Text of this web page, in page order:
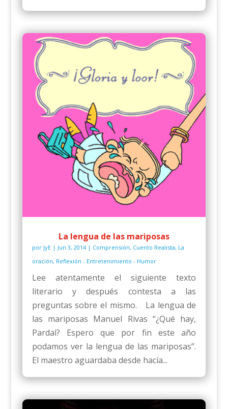
La lengua de las mariposas
por JyE| Jun 3, 2014| Comprensión, Cuento Realista, La
oración, Reflexión - Entretenimiento - Humor
Lee atentamente el siguiente texto
literario y después contesta a las
preguntas sobre el mismo. La lengua de
las mariposas Manuel Rivas “¿Qué hay,
Pardal? Espero que por fin este año
podamos ver la lengua de las mariposas”.
El maestro aguardaba desde hacía...